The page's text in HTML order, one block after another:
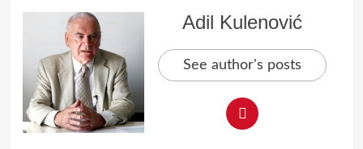
Adil Kulenović
See author's posts